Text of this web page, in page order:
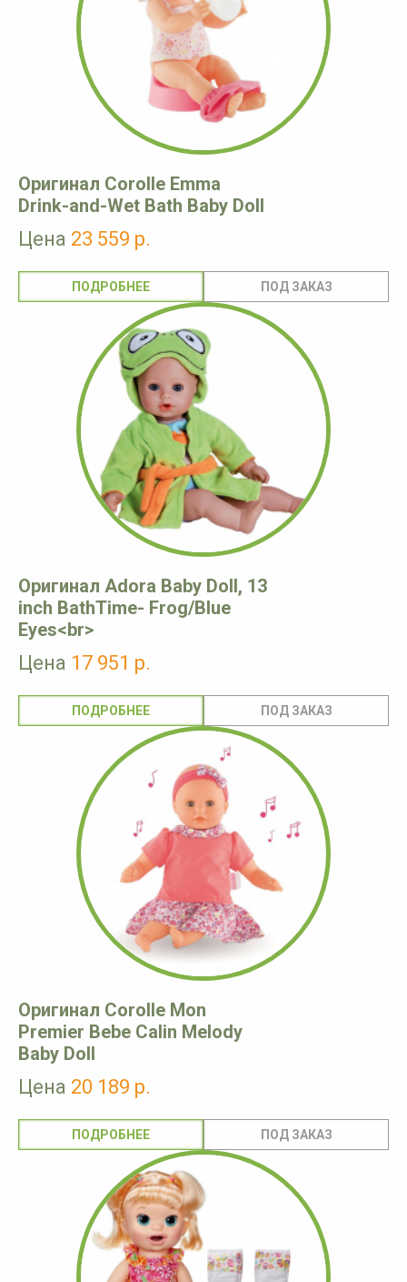
Оригинал Corolle Emma
Drink-and-Wet Bath Baby Doll
Цена 23 559 р.
ПОДРОБНЕЕ
Оригинал Adora Baby Doll, 13
inch BathTime- Frog/Blue
Eyes<br>
Цена 17 951 р.
ПОДРОБНЕЕ
Оригинал Corolle Mon
Premier Bebe Calin Melody
Baby Doll
Цена 20 189 р.
ПОДРОБНЕЕ